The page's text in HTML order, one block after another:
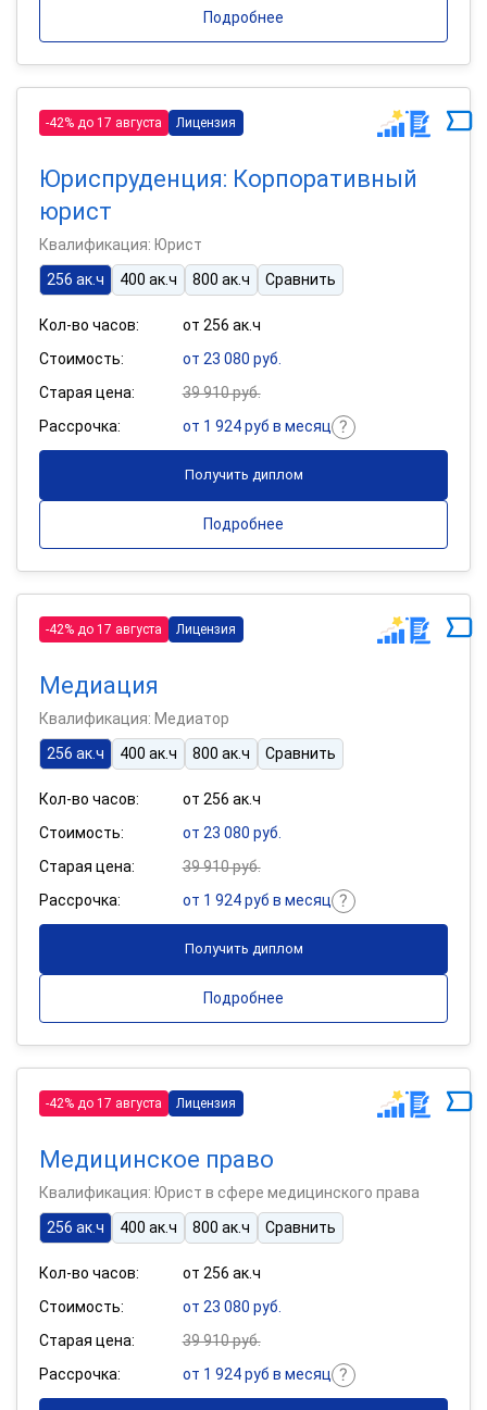
Подробнее
-42% до 17 августа Лицензия
Юриспруденция: Корпоративный
юрист
Квалификация: Юрист
256 ак.ч
400 ак.ч 800 ак.ч Сравнить
Кол-во часов:
от 256 ак.ч
Стоимость:
от 23 080 руб.
Старая цена:
39 910 руб.
Рассрочка:
от 1 924 руб в месяц
Получить диплом
Подробнее
-42% до 17 августа Лицензия
Медиация
Квалификация: Медиатор
256 ак.ч
400 ак.ч 800 ак.ч Сравнить
Кол-во часов:
от 256 ак.ч
Стоимость:
от 23 080 руб.
Старая цена:
39 910 руб.
Рассрочка:
от 1 924 руб в месяц
Получить диплом
Подробнее
-42% до 17 августа Лицензия
Медицинское право
Квалификация: Юрист в сфере медицинского права
256 ак.ч
400 ак.ч 800 ак.ч Сравнить
Кол-во часов:
от 256 ак.ч
Стоимость:
от 23 080 руб.
Старая цена:
39 910 руб.
Рассрочка:
от 1 924 руб в месяц